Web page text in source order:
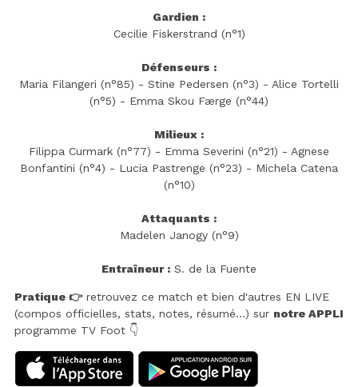
Gardien :
Cecilie Fiskerstrand (n°1)
Défenseurs :
Maria Filangeri (n°85) - Stine Pedersen (n°3) - Alice Tortelli
(n°5) - Emma Skou Færge (n°44)
Milieux :
Filippa Curmark (n°77) - Emma Severini (n°21) - Agnese
Bonfantini (n°4) - Lucia Pastrenge (n°23) - Michela Catena
(n°10)
Attaquants :
Madelen Janogy (n°9)
Entraîneur : S. de la Fuente
Pratique 👉retrouvez ce match et bien d'autres EN LIVE
(compos officielles, stats, notes, résumé...) sur notre APPLI
programme TV Foot 👇